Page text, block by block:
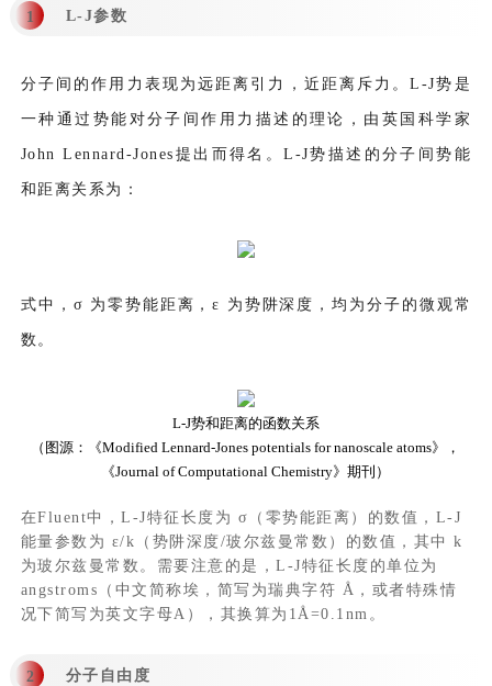
1 L-J参数
分子间的作用力表现为远距离引力，近距离斥力。L-J势是
一种通过势能对分子间作用力描述的理论，由英国科学家
John Lennard-Jones提出而得名。L-J势描述的分子间势能
和距离关系为：
式中，σ 为零势能距离，ε 为势阱深度，均为分子的微观常
数。
L-J势和距离的函数关系
（图源：《Modified Lennard-Jones potentials for nanoscale atoms》，
《Journal of Computational Chemistry》期刊）
在Fluent中，L-J特征长度为 σ（零势能距离）的数值，L-J
能量参数为 ε/k（势阱深度/玻尔兹曼常数）的数值，其中 k
为玻尔兹曼常数。需要注意的是，L-J特征长度的单位为
angstroms（中文简称埃，简写为瑞典字符 Å，或者特殊情
况下简写为英文字母A），其换算为1Å=0.1nm。
2 分子自由度